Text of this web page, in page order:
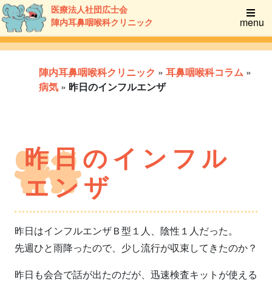
医療法人社団広士会
陣内耳鼻咽喉科クリニック
menu
陣内耳鼻咽喉科クリニック » 耳鼻咽喉科コラム »
病気 » 昨日のインフルエンザ
昨日のインフル
エンザ
昨日はインフルエンザＢ型１人、陰性１人だった。
先週ひと雨降ったので、少し流行が収束してきたのか？
昨日も会合で話が出たのだが、迅速検査キットが使える